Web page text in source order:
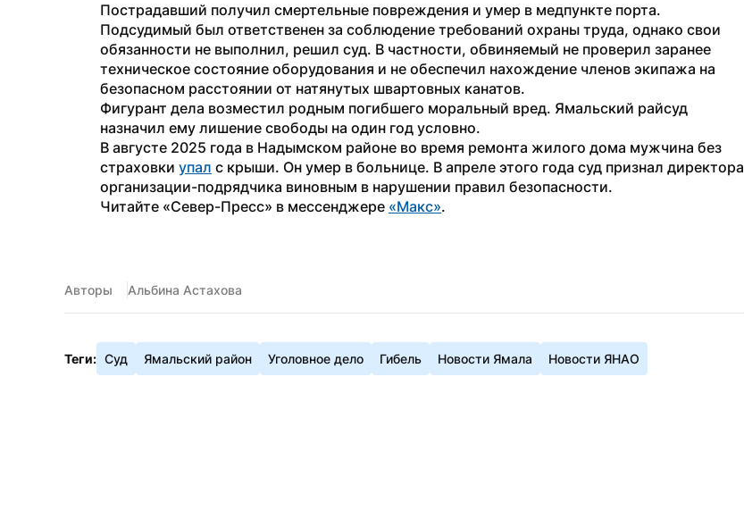
Пострадавший получил смертельные повреждения и умер в медпункте порта.
Подсудимый был ответственен за соблюдение требований охраны труда, однако свои
обязанности не выполнил, решил суд. В частности, обвиняемый не проверил заранее
техническое состояние оборудования и не обеспечил нахождение членов экипажа на
безопасном расстоянии от натянутых швартовных канатов.
Фигурант дела возместил родным погибшего моральный вред. Ямальский райсуд
назначил ему лишение свободы на один год условно.
В августе 2025 года в Надымском районе во время ремонта жилого дома мужчина без
страховки упал с крыши. Он умер в больнице. В апреле этого года суд признал директора
организации-подрядчика виновным в нарушении правил безопасности.
Читайте «Север-Пресс» в мессенджере «Макс».
Авторы Альбина Астахова
Теги: Суд Ямальский район Уголовное дело Гибель Новости Ямала Новости ЯНАО